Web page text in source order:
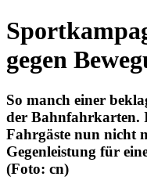
gegen
So manch einer
der Bahnfahrkarten.
Fahrgäste nun nicht
Gegenleistung für
(Foto: cn)